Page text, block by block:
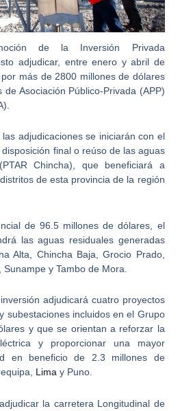
de la Inversión Privada
adjudicar, entre enero y abril de
más de 2800 millones de dólares
Asociación Público-Privada (APP)
adjudicaciones se iniciarán con el
final o reúso de las aguas
PTAR Chincha), que beneficiará a
de esta provincia de la región
de 96.5 millones de dólares, el
las aguas residuales generadas
Alta, Chincha Baja, Grocio Prado,
y Tambo de Mora.
adjudicará cuatro proyectos
subestaciones incluidos en el Grupo
y que se orientan a reforzar la
y proporcionar una mayor
en beneficio de 2.3 millones de
Lima y Puno.
la carretera Longitudinal de